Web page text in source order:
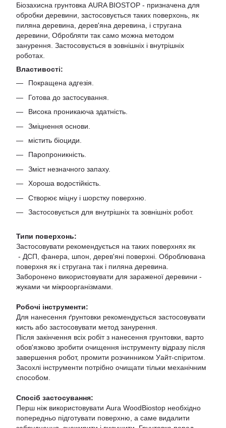
Біозахисна грунтовка AURA BIOSTOP - призначена для
обробки деревини, застосовується таких поверхонь, як
пиляна деревина, дерев'яна деревина, і стругана
деревини, Обробляти так само можна методом
занурення. Застосовується в зовнішніх і внутрішніх
роботах.
Властивості:
Покращена адгезія.
Готова до застосування.
Висока проникаюча здатність.
Зміцнення основи.
містить біоциди.
Паропроникність.
Зміст незначного запаху.
Хороша водостійкість.
Створює міцну і шорстку поверхню.
Застосовується для внутрішніх та зовнішніх робот.
Типи поверхонь:
Застосовувати рекомендується на таких поверхнях як
- ДСП, фанера, шпон, дерев'яні поверхні. Оброблювана
поверхня як і стругана так і пиляна деревина.
Заборонено використовувати для зараженої деревини -
жуками чи мікроорганізмами.
Робочі інструменти:
Для нанесення ґрунтовки рекомендується застосовувати
кисть або застосовувати метод занурення.
Після закінчення всіх робіт з нанесення грунтовки, варто
обов'язково зробити очищення інструменту відразу після
завершення робот, промити розчинником Уайт-спіритом.
Засохлі інструменти потрібно очищати тільки механічним
способом.
Спосіб застосування:
Перш ніж використовувати Aura WoodBiostop необхідно
попередньо підготувати поверхню, а саме видалити